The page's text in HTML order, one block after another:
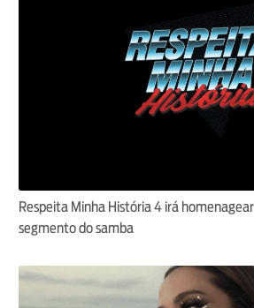
Respeita Minha História 4 irá
segmento do samba